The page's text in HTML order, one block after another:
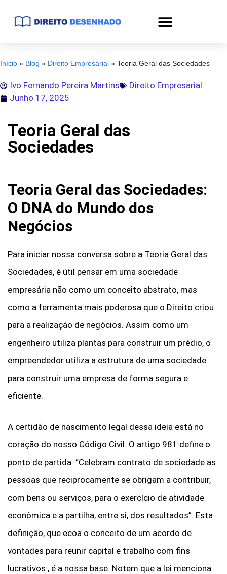
Início » Blog » Direito Empresarial » Teoria Geral das Sociedades
Ivo Fernando Pereira Martins
Direito Empresarial
Junho 17, 2025
Teoria Geral das
Sociedades
Teoria Geral das Sociedades:
O DNA do Mundo dos
Negócios
Para iniciar nossa conversa sobre a Teoria Geral das
Sociedades, é útil pensar em uma sociedade
empresária não como um conceito abstrato, mas
como a ferramenta mais poderosa que o Direito criou
para a realização de negócios. Assim como um
engenheiro utiliza plantas para construir um prédio, o
empreendedor utiliza a estrutura de uma sociedade
para construir uma empresa de forma segura e
eficiente.
A certidão de nascimento legal dessa ideia está no
coração do nosso Código Civil. O artigo 981 define o
ponto de partida: “Celebram contrato de sociedade as
pessoas que reciprocamente se obrigam a contribuir,
com bens ou serviços, para o exercício de atividade
econômica e a partilha, entre si, dos resultados”. Esta
definição, que ecoa o conceito de um acordo de
vontades para reunir capital e trabalho com fins
lucrativos , é a nossa base. Notem que a lei menciona